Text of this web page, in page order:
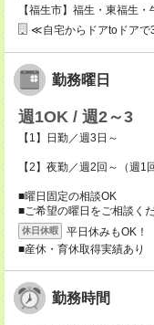
【福生市】福生・東福生
≪自宅からドアtoドアで
勤務曜日
週1OK / 週2～3
【1】日勤／週3日～
【2】夜勤／週2回～（週1
■曜日固定の相談OK
■ご希望の曜日をご相談く
休日休暇
平日休みもOK！
■産休・育休取得実績あり
勤務時間